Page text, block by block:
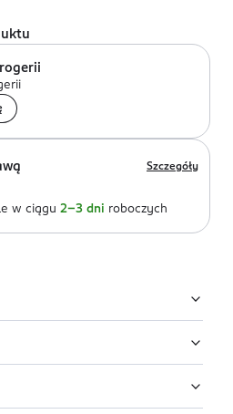
Szczegóły
w ciągu 2-3 dni roboczych
dla kobiet Lou De Pre
PARFUM, AQUA,